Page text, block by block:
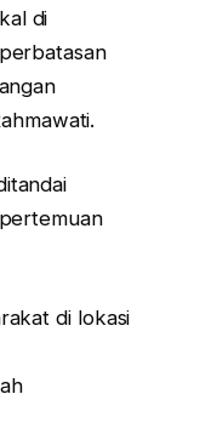
di
di lokasi